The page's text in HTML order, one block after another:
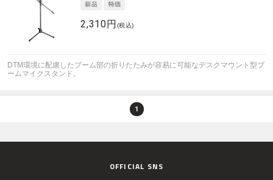
2,310円 (税込)
DTM環境に配慮したブーム部の折りたたみが容易に可能なデスクマウント型ブ
ームマイクスタンド。
1
OFFICIAL SNS